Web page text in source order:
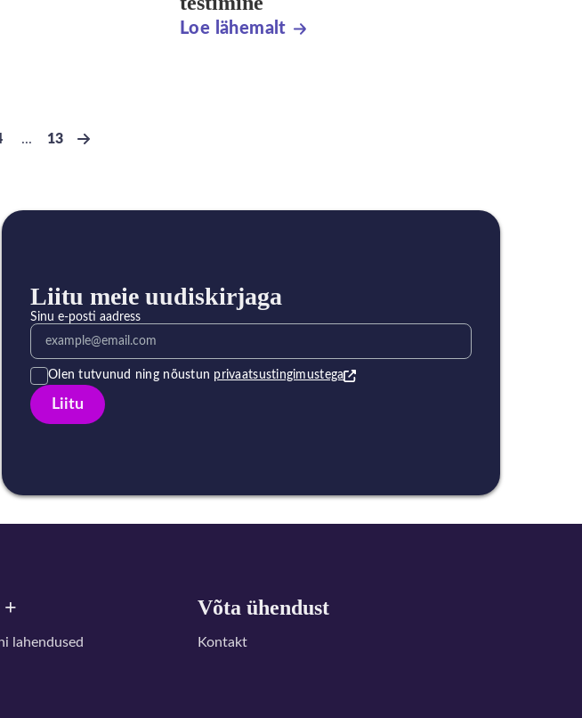
Loe lähemalt
page
Go to page
...
Go to page
13
Next page
Liitu meie uudiskirjaga
Sinu e-posti aadress
Olen tutvunud ning nõustun privaatsustingimustega
Liitu
lahendused
Võta ühendust
Kontakt